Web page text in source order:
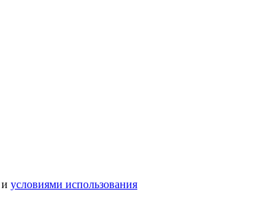
и условиями использования